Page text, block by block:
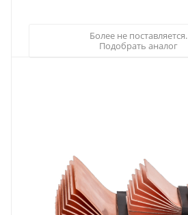
Более не поставляется.
Подобрать аналог